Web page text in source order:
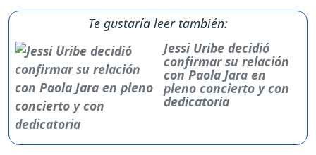
Te gustaría leer también:
Jessi Uribe decidió
confirmar su relación
con Paola Jara en
pleno concierto y con
dedicatoria